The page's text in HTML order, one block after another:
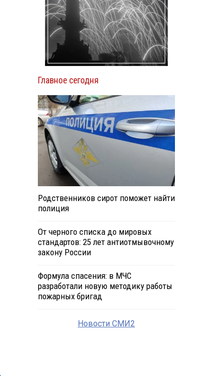
Главное сегодня
Родственников сирот поможет найти
полиция
От черного списка до мировых
стандартов: 25 лет антиотмывочному
закону России
Формула спасения: в МЧС
разработали новую методику работы
пожарных бригад
Новости СМИ2